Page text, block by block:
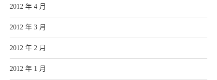
2012 年 4 月
2012 年 3 月
2012 年 2 月
2012 年 1 月